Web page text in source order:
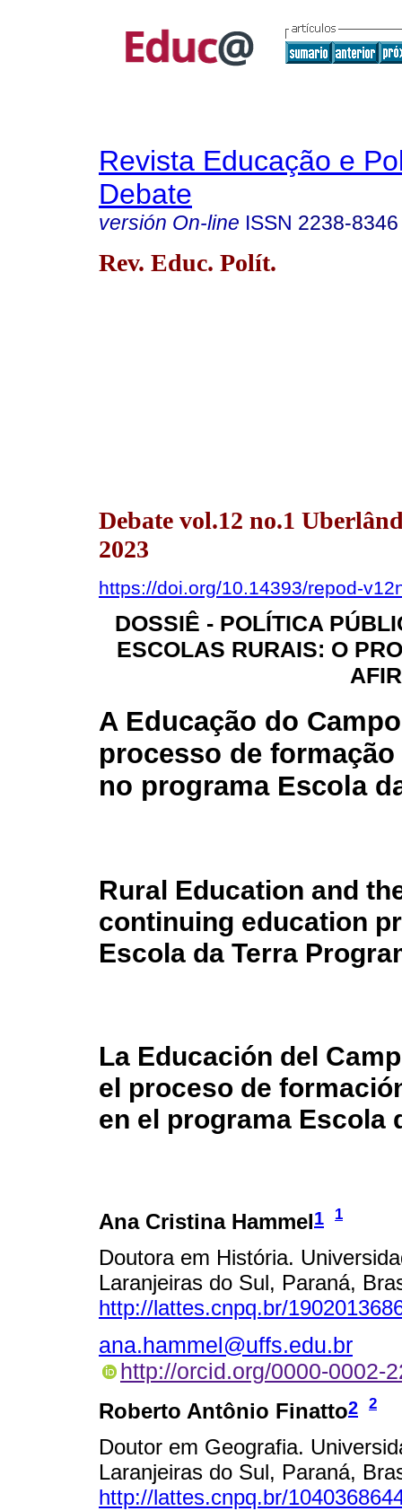
Revista Educação e
Debate
versión On-line ISSN 2238-8346
Rev. Educ. Polít.
Debate vol.12 no.1
2023
https://doi.org/10.14393/repod-
DOSSIÊ - POLÍTICA
ESCOLAS RURAIS: O
A Educação do
processo de
no programa Escola
Rural Education and
continuing education
Escola da Terra
La Educación del
el proceso de
en el programa Escola
Ana Cristina Hammel1 1
Doutora em História.
Laranjeiras do Sul, Paraná,
http://lattes.cnpq.br/
ana.hammel@uffs.edu.br
http://orcid.org/0000-0002-
Roberto Antônio Finatto2 2
Doutor em Geografia.
Laranjeiras do Sul, Paraná,
http://lattes.cnpq.br/